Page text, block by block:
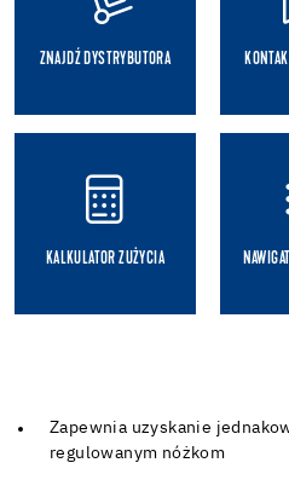
ZNAJDŹ DYSTRYBUTORA
KALKULATOR ZUŻYCIA
Zapewnia uzyskanie
regulowanym nóżkom